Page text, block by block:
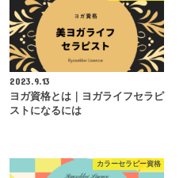
2023.9.13
ヨガ資格とは｜ヨガライフセラピ
ストになるには
カラーセラピー資格